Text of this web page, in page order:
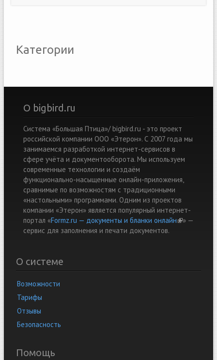
Категории
О bigbird.ru
Система «Большая Птица»/ bigbird.ru - это проект
российской компании ООО «Этерон». С 2007 года мы
занимаемся разработкой интернет-сервисов в
сфере учёта и документооборота. Мы используем
современные технологии и создаём
функционально-насыщенные онлайн-приложения,
сравнимые по возможностям с традиционными
«настольными» программами. Одним из проектов
компании «Этерон» является популярный интернет-
портал «Formz.ru — документы и бланки онлайн(link is
» —
cервис для заполнения и печати документов.
О системе
Возможности
Тарифы
Отзывы
Безопасность
Помощь